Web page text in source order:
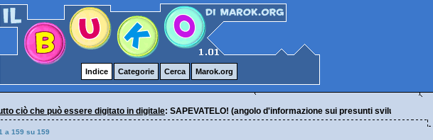
Indice Categorie Cerca Marok.org
ciò che può essere digitato in digitale: SAPEVATELO! (angolo d'informazione sui presunti sviluppi digitali)
a 159 su 159